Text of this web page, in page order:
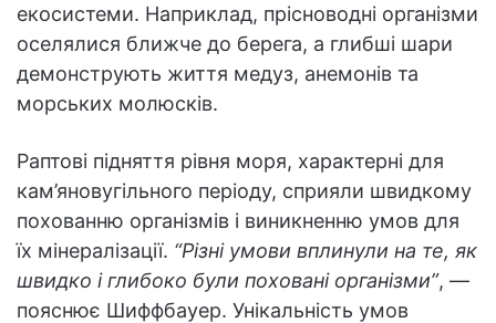
екосистеми. Наприклад, прісноводні організми
оселялися ближче до берега, а глибші шари
демонструють життя медуз, анемонів та
морських молюсків.
Раптові підняття рівня моря, характерні для
кам’яновугільного періоду, сприяли швидкому
похованню організмів і виникненню умов для
їх мінералізації. “Різні умови вплинули на те, як
швидко і глибоко були поховані організми”, —
пояснює Шиффбауер. Унікальність умов